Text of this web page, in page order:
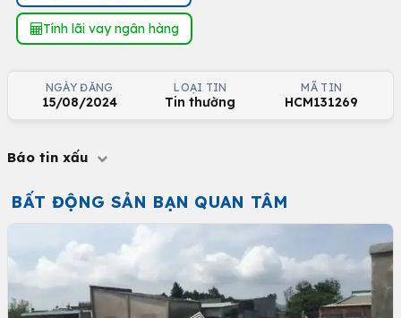
Tính lãi vay ngân hàng
NGÀY ĐĂNG
15/08/2024
LOẠI TIN
Tin thường
MÃ TIN
HCM131269
Báo tin xấu
BẤT ĐỘNG SẢN BẠN QUAN TÂM